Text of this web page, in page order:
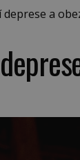
deprese a